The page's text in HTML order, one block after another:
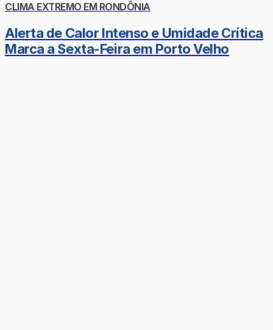
CLIMA EXTREMO EM RONDÔNIA
Alerta de Calor Intenso e Umidade Crítica
Marca a Sexta-Feira em Porto Velho